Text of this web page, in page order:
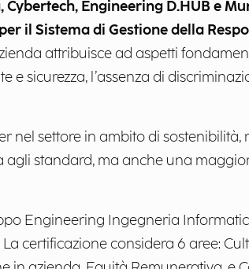
Engineering D.HUB e
il Sistema di Gestione della
attribuisce ad aspetti
e sicurezza, l’assenza di
nel settore in ambito di sostenibilità,
standard, ma anche una
Engineering Ingegneria
certificazione considera 6 aree: